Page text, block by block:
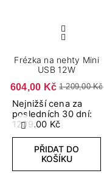
Předchozí
Frézka na nehty Mini
USB 12W
604,00 Kč 1 209,00 Kč
Nejnižší cena za
posledních 30 dní:
1209.00 Kč
PŘIDAT DO
KOŠÍKU